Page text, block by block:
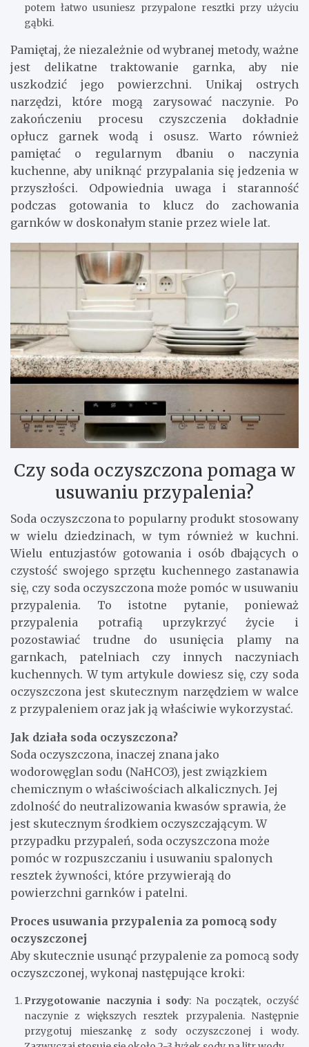
potem łatwo usuniesz przypalone resztki przy użyciu
gąbki.
Pamiętaj, że niezależnie od wybranej metody, ważne
jest delikatne traktowanie garnka, aby nie
uszkodzić jego powierzchni. Unikaj ostrych
narzędzi, które mogą zarysować naczynie. Po
zakończeniu procesu czyszczenia dokładnie
opłucz garnek wodą i osusz. Warto również
pamiętać o regularnym dbaniu o naczynia
kuchenne, aby uniknąć przypalania się jedzenia w
przyszłości. Odpowiednia uwaga i staranność
podczas gotowania to klucz do zachowania
garnków w doskonałym stanie przez wiele lat.
Czy soda oczyszczona pomaga w
usuwaniu przypalenia?
Soda oczyszczona to popularny produkt stosowany
w wielu dziedzinach, w tym również w kuchni.
Wielu entuzjastów gotowania i osób dbających o
czystość swojego sprzętu kuchennego zastanawia
się, czy soda oczyszczona może pomóc w usuwaniu
przypalenia. To istotne pytanie, ponieważ
przypalenia potrafią uprzykrzyć życie i
pozostawiać trudne do usunięcia plamy na
garnkach, patelniach czy innych naczyniach
kuchennych. W tym artykule dowiesz się, czy soda
oczyszczona jest skutecznym narzędziem w walce
z przypaleniem oraz jak ją właściwie wykorzystać.
Jak działa soda oczyszczona?
Soda oczyszczona, inaczej znana jako
wodorowęglan sodu (NaHCO3), jest związkiem
chemicznym o właściwościach alkalicznych. Jej
zdolność do neutralizowania kwasów sprawia, że
jest skutecznym środkiem oczyszczającym. W
przypadku przypaleń, soda oczyszczona może
pomóc w rozpuszczaniu i usuwaniu spalonych
resztek żywności, które przywierają do
powierzchni garnków i patelni.
Proces usuwania przypalenia za pomocą sody
oczyszczonej
Aby skutecznie usunąć przypalenie za pomocą sody
oczyszczonej, wykonaj następujące kroki:
Przygotowanie naczynia i sody: Na początek, oczyść
naczynie z większych resztek przypalenia. Następnie
przygotuj mieszankę z sody oczyszczonej i wody.